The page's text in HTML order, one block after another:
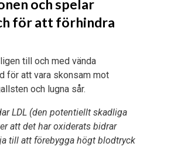
och spelar
för att förhindra
till och med vända
för att vara skonsam mot
och lugna sår.
LDL (den potentiellt skadliga
att det har oxiderats bidrar
till att förebygga högt blodtryck